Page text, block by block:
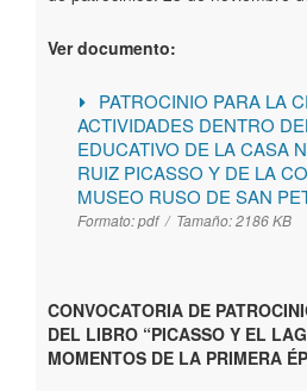
Ver documento:
PATROCINIO PARA LA
ACTIVIDADES DENTRO
EDUCATIVO DE LA CASA
RUIZ PICASSO Y DE LA
MUSEO RUSO DE SAN
Formato:pdf / Tamaño:2186 KB
CONVOCATORIA DE
DEL LIBRO “PICASSO Y EL
MOMENTOS DE LA PRIMERA